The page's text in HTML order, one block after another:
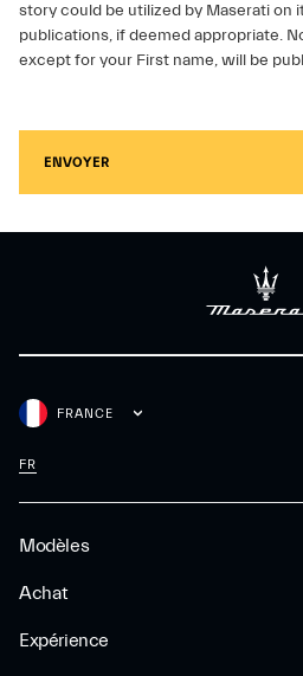
story could be utilized by Maserati on
publications, if deemed appropriate.
except for your First name, will be
ENVOYER
Modèles
Achat
Expérience
FRANCE
FR